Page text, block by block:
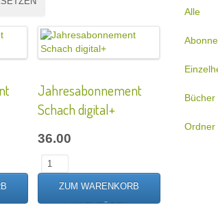
Jahresabonnement
Schach digital+
36.00
Alle
Bücher
Ordner